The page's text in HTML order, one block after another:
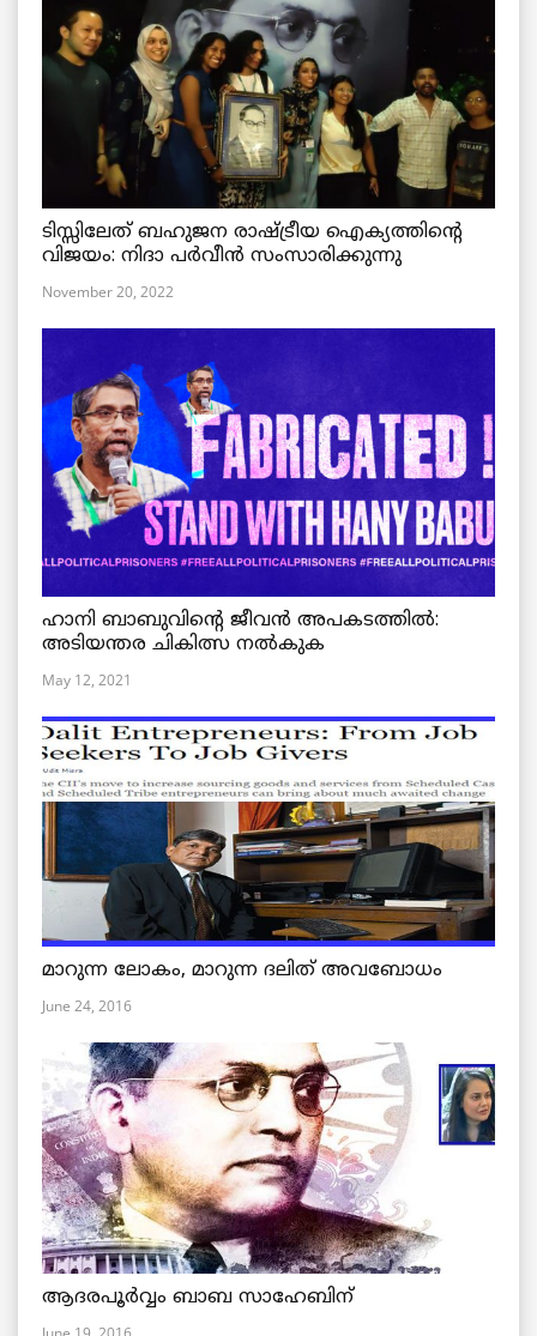
ടിസ്സിലേത് ബഹുജന രാഷ്ട്രീയ ഐക്യത്തിന്റെ
വിജയം: നിദാ പർവീൻ സംസാരിക്കുന്നു
November 20, 2022
ഹാനി ബാബുവിന്റെ ജീവൻ അപകടത്തിൽ:
അടിയന്തര ചികിത്സ നൽകുക
May 12, 2021
മാറുന്ന ലോകം, മാറുന്ന ദലിത് അവബോധം
June 24, 2016
ആദരപൂര്‍വ്വം ബാബ സാഹേബിന്